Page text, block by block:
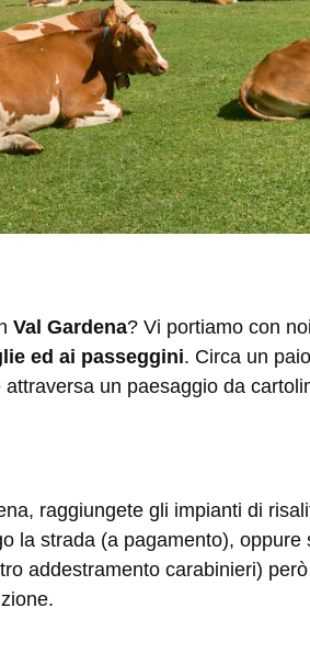
Val Gardena? Vi portiamo con
ed ai passeggini. Circa un
un paesaggio da
raggiungete gli impianti di
la strada (a pagamento), oppure
addestramento carabinieri)